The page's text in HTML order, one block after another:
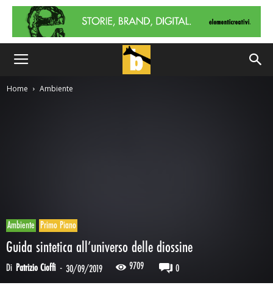
Home Ambiente
Ambiente Primo Piano
Guida sintetica all’universo delle diossine
Di Patrizio Cioffi - 30/09/2019 9709 0